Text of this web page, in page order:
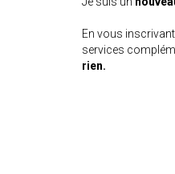
En vous
services
rien.